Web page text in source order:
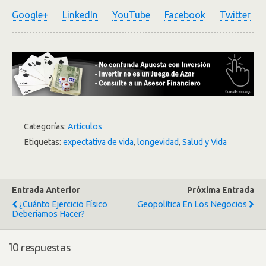
Google+ LinkedIn YouTube Facebook Twitter
Categorías: Artículos
Etiquetas: expectativa de vida, longevidad, Salud y Vida
Entrada Anterior
¿Cuánto Ejercicio Físico
Deberíamos Hacer?
Próxima Entrada
Geopolítica En Los Negocios
10 respuestas